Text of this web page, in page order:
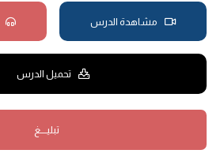
مشاهدة الدرس
تحميل الدرس
تبليــــغ